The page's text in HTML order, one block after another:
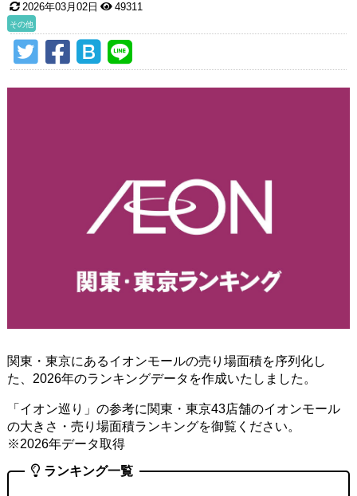
2026年03月02日 49311
その他
関東・東京にあるイオンモールの売り場面積を序列化し
た、2026年のランキングデータを作成いたしました。
「イオン巡り」の参考に関東・東京43店舗のイオンモール
の大きさ・売り場面積ランキングを御覧ください。
※2026年データ取得
ランキング一覧